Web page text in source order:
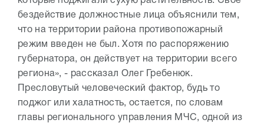
бездействие должностные лица объяснили тем,
что на территории района противопожарный
режим введен не был. Хотя по распоряжению
губернатора, он действует на территории всего
региона», - рассказал Олег Гребенюк.
Пресловутый человеческий фактор, будь то
поджог или халатность, остается, по словам
главы регионального управления МЧС, одной из